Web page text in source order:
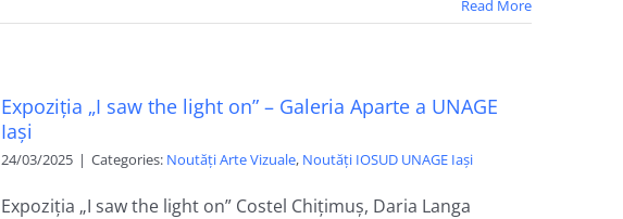
Read More
Expoziția „I saw the light on” – Galeria Aparte a UNAGE
Iași
24/03/2025 | Categories: Noutăți Arte Vizuale, Noutăți IOSUD UNAGE Iași
Expoziția „I saw the light on” Costel Chițimuș, Daria Langa